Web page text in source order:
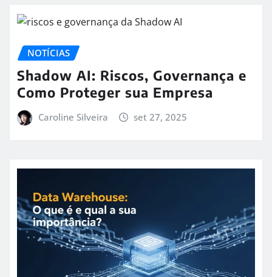
NOTÍCIAS
Shadow AI: Riscos, Governança e
Como Proteger sua Empresa
Caroline Silveira set 27, 2025